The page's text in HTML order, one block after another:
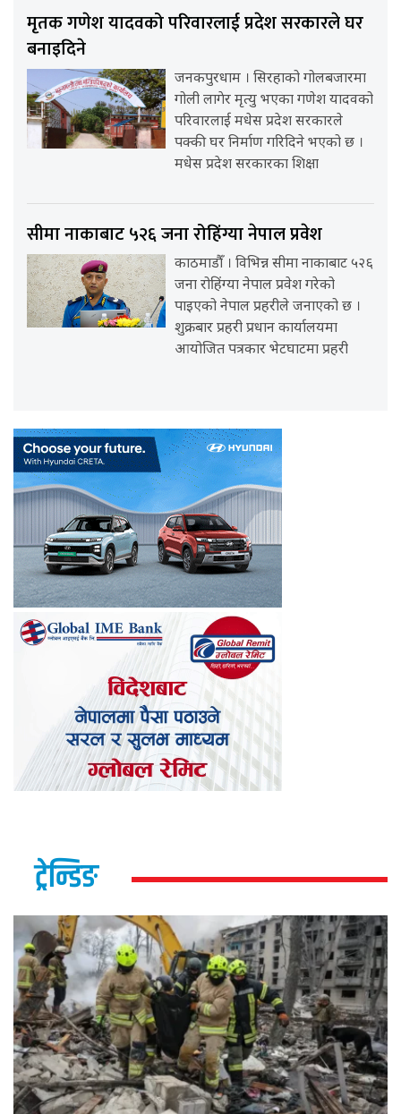
मृतक गणेश यादवको परिवारलाई प्रदेश सरकारले घर
बनाइदिने
जनकपुरधाम । सिरहाको गोलबजारमा
गोली लागेर मृत्यु भएका गणेश यादवको
परिवारलाई मधेस प्रदेश सरकारले
पक्की घर निर्माण गरिदिने भएको छ ।
मधेस प्रदेश सरकारका शिक्षा
सीमा नाकाबाट ५२६ जना रोहिंग्या नेपाल प्रवेश
काठमाडौँ । विभिन्न सीमा नाकाबाट ५२६
जना रोहिंग्या नेपाल प्रवेश गरेको
पाइएको नेपाल प्रहरीले जनाएको छ ।
शुक्रबार प्रहरी प्रधान कार्यालयमा
आयोजित पत्रकार भेटघाटमा प्रहरी
ट्रेन्डिङ